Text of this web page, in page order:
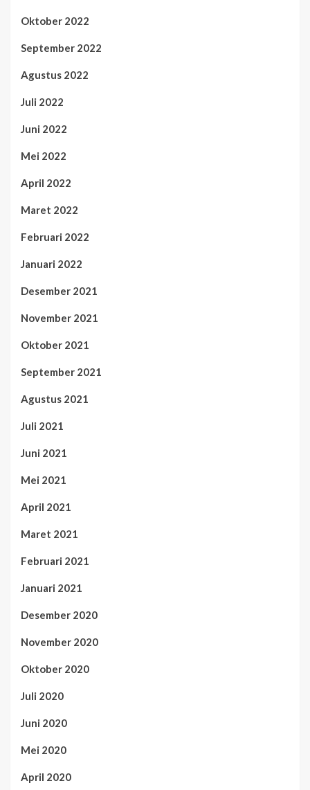
Oktober 2022
September 2022
Agustus 2022
Juli 2022
Juni 2022
Mei 2022
April 2022
Maret 2022
Februari 2022
Januari 2022
Desember 2021
November 2021
Oktober 2021
September 2021
Agustus 2021
Juli 2021
Juni 2021
Mei 2021
April 2021
Maret 2021
Februari 2021
Januari 2021
Desember 2020
November 2020
Oktober 2020
Juli 2020
Juni 2020
Mei 2020
April 2020